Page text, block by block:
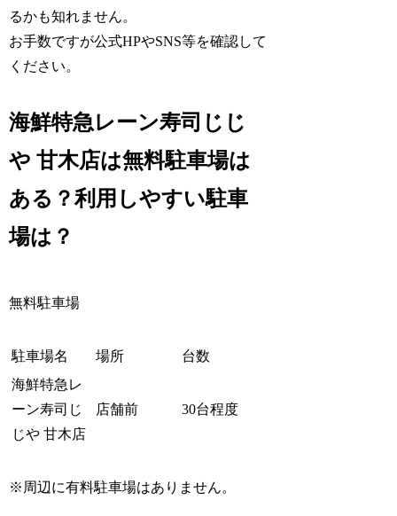
るかも知れません。
お手数ですが公式HPやSNS等を確認して
ください。
海鮮特急レーン寿司じじ
や 甘木店は無料駐車場は
ある？利用しやすい駐車
場は？
無料駐車場
駐車場名 場所
台数
海鮮特急レ
ーン寿司じ
じや 甘木店
店舗前 30台程度
※周辺に有料駐車場はありません。